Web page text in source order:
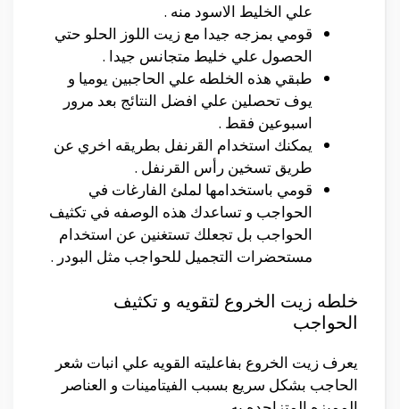
علي الخليط الاسود منه .
قومي بمزجه جيدا مع زيت اللوز الحلو حتي
الحصول علي خليط متجانس جيدا .
طبقي هذه الخلطه علي الحاجبين يوميا و
يوف تحصلين علي افضل النتائج بعد مرور
اسبوعين فقط .
يمكنك استخدام القرنفل بطريقه اخري عن
طريق تسخين رأس القرنفل .
قومي باستخدامها لملئ الفارغات في
الحواجب و تساعدك هذه الوصفه في تكثيف
الحواجب بل تجعلك تستغنين عن استخدام
مستحضرات التجميل للحواجب مثل البودر .
خلطه زيت الخروع لتقويه و تكثيف
الحواجب
يعرف زيت الخروع بفاعليته القويه علي انبات شعر
الحاجب بشكل سريع بسبب الفيتامينات و العناصر